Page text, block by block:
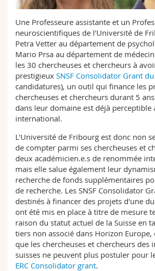
Sciences et médecine
Interfacultaire
Collaborateurs
Doctorants
Webmail
Programme des cours
MyUnifr
Une Professeure assistante et un
neuroscientifiques de l'Université de
Petra Vetter au département de
Mario Prsa au département de
les 30 chercheuses et chercheurs à
prestigieux SNSF Consolidator Grant du
candidatures), un outil qui finance les
chercheuses et chercheurs durant 5
dans leur domaine est déjà perceptible
international.
L'Université de Fribourg est donc non
de compter parmi ses chercheuses et
deux académicien.e.s de renommée
mais elle salue également leur
recherche de fonds supplémentaires
de recherche. Les SNSF Consolidator
destinés à financer des projets d'une
ont été mis en place à titre de mesure
raison du statut actuel de la Suisse en
tiers non associé dans Horizon Europe,
que les chercheuses et chercheurs des
suisses ne peuvent plus postuler pour
ERC Consolidator grant.